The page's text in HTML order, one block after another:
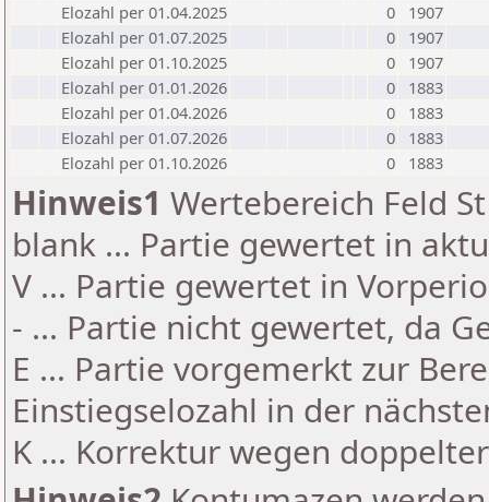
Elozahl per 01.04.2025
0
1907
Elozahl per 01.07.2025
0
1907
Elozahl per 01.10.2025
0
1907
Elozahl per 01.01.2026
0
1883
Elozahl per 01.04.2026
0
1883
Elozahl per 01.07.2026
0
1883
Elozahl per 01.10.2026
0 1883
Hinweis1 Wertebereich Feld
blank ... Partie gewertet in
V ... Partie gewertet in
- ... Partie nicht gewertet, da
E ... Partie vorgemerkt zur
Einstiegselozahl in der
K ... Korrektur wegen